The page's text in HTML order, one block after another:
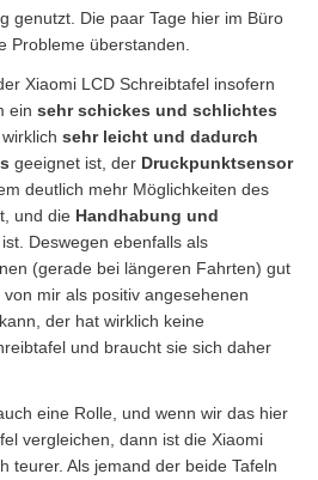
genutzt. Die paar Tage hier im Büro
Probleme überstanden.
Xiaomi LCD Schreibtafel insofern
ein sehr schickes und schlichtes
sehr leicht und dadurch
geeignet ist, der Druckpunktsensor
deutlich mehr Möglichkeiten des
und die Handhabung und
ist. Deswegen ebenfalls als
(gerade bei längeren Fahrten) gut
mir als positiv angesehenen
der hat wirklich keine
und braucht sie sich daher
eine Rolle, und wenn wir das hier
vergleichen, dann ist die Xiaomi
teurer. Als jemand der beide Tafeln